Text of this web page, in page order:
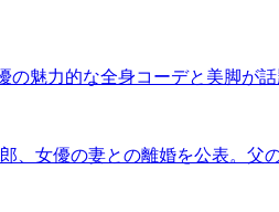
の魅力的な全身コーデと美脚が
、女優の妻との離婚を公表。父